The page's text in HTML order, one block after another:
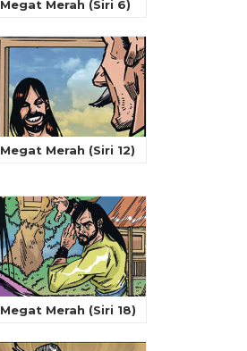
Megat Merah (Siri 6)
Megat Merah (Siri 12)
Megat Merah (Siri 18)